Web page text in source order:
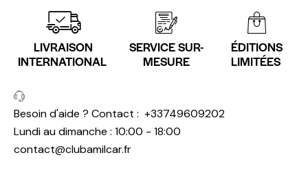
LIVRAISON
INTERNATIONAL
SERVICE SUR-
MESURE
ÉDITIONS
LIMITÉES
Besoin d'aide ? Contact : +33749609202
Lundi au dimanche : 10:00 - 18:00
contact@clubamilcar.fr